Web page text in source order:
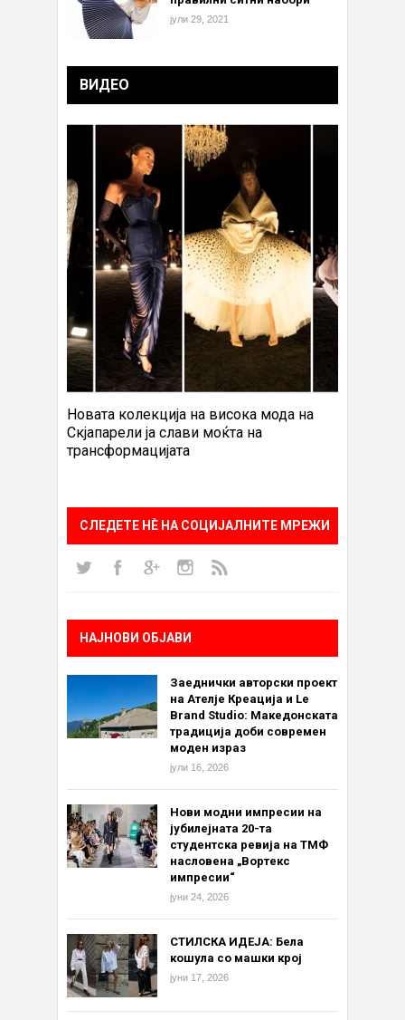
јули 29, 2021
ВИДЕО
Новата колекција на висока мода на
Скјапарели ја слави моќта на
трансформацијата
СЛЕДЕТЕ НÈ НА СОЦИЈАЛНИТЕ МРЕЖИ
НАЈНОВИ ОБЈАВИ
Заеднички авторски проект
на Ателје Креација и Le
Brand Studio: Македонската
традиција доби современ
моден израз
јули 16, 2026
Нови модни импресии на
јубилејната 20-та
студентска ревија на ТМФ
насловена „Вортекс
импресии“
јуни 24, 2026
СТИЛСКА ИДЕЈА: Бела
кошула со машки крој
јуни 17, 2026